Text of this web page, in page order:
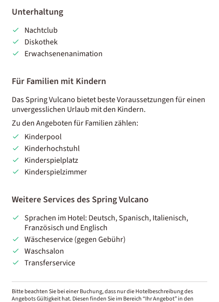
Unterhaltung
Nachtclub
Diskothek
Erwachsenenanimation
Für Familien mit Kindern
Das Spring Vulcano bietet beste Voraussetzungen für einen
unvergesslichen Urlaub mit den Kindern.
Zu den Angeboten für Familien zählen:
Kinderpool
Kinderhochstuhl
Kinderspielplatz
Kinderspielzimmer
Weitere Services des Spring Vulcano
Sprachen im Hotel: Deutsch, Spanisch, Italienisch,
Französisch und Englisch
Wäscheservice (gegen Gebühr)
Waschsalon
Transferservice
Bitte beachten Sie bei einer Buchung, dass nur die Hotelbeschreibung des
Angebots Gültigkeit hat. Diesen finden Sie im Bereich “Ihr Angebot” in den